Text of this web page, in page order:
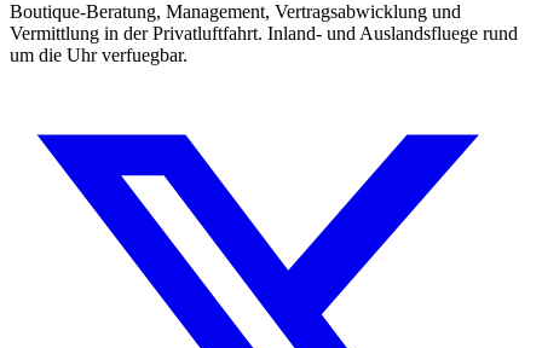
Boutique-Beratung, Management, Vertragsabwicklung und
Vermittlung in der Privatluftfahrt. Inland- und Auslandsfluege rund
um die Uhr verfuegbar.